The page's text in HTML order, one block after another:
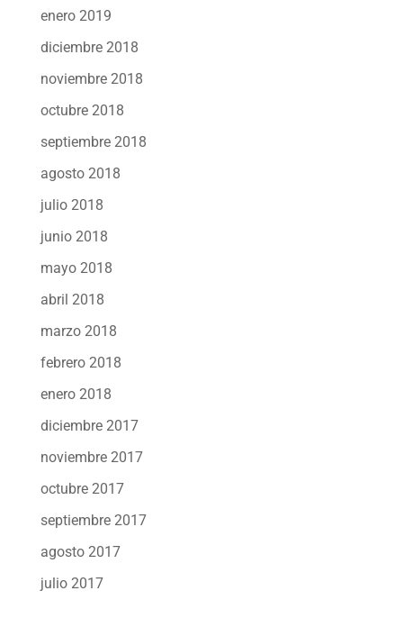
enero 2019
diciembre 2018
noviembre 2018
octubre 2018
septiembre 2018
agosto 2018
julio 2018
junio 2018
mayo 2018
abril 2018
marzo 2018
febrero 2018
enero 2018
diciembre 2017
noviembre 2017
octubre 2017
septiembre 2017
agosto 2017
julio 2017